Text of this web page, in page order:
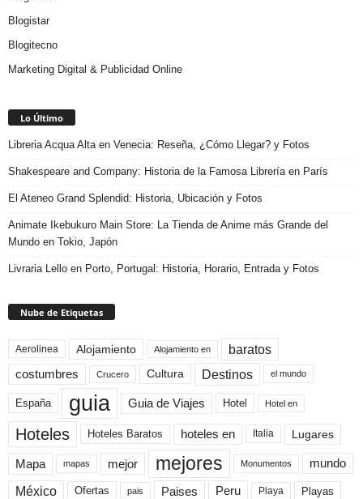
Blogistar
Blogitecno
Marketing Digital & Publicidad Online
Lo Último
Libreria Acqua Alta en Venecia: Reseña, ¿Cómo Llegar? y Fotos
Shakespeare and Company: Historia de la Famosa Librería en París
El Ateneo Grand Splendid: Historia, Ubicación y Fotos
Animate Ikebukuro Main Store: La Tienda de Anime más Grande del
Mundo en Tokio, Japón
Livraria Lello en Porto, Portugal: Historia, Horario, Entrada y Fotos
Nube de Etiquetas
Aerolinea Alojamiento Alojamiento en baratos
costumbres Crucero Cultura Destinos el mundo
España guia Guia de Viajes Hotel Hotel en
Hoteles Hoteles Baratos hoteles en Italia Lugares
Mapa mapas mejor mejores Monumentos mundo
México Ofertas pais Paises Peru Playa Playas